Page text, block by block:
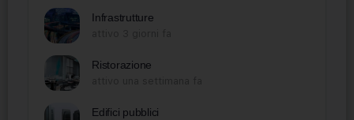
Infrastrutture
Ristorazione
Edifici pubblici